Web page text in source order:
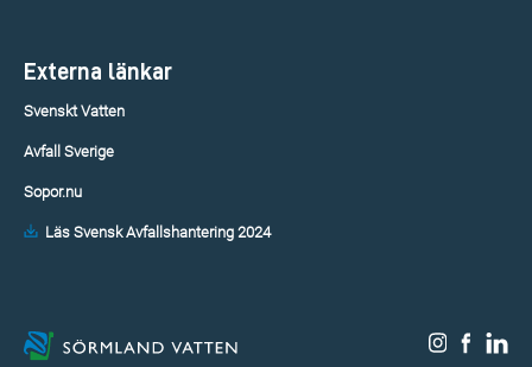
Externa länkar
Svenskt Vatten
Avfall Sverige
Sopor.nu
Läs Svensk Avfallshantering 2024